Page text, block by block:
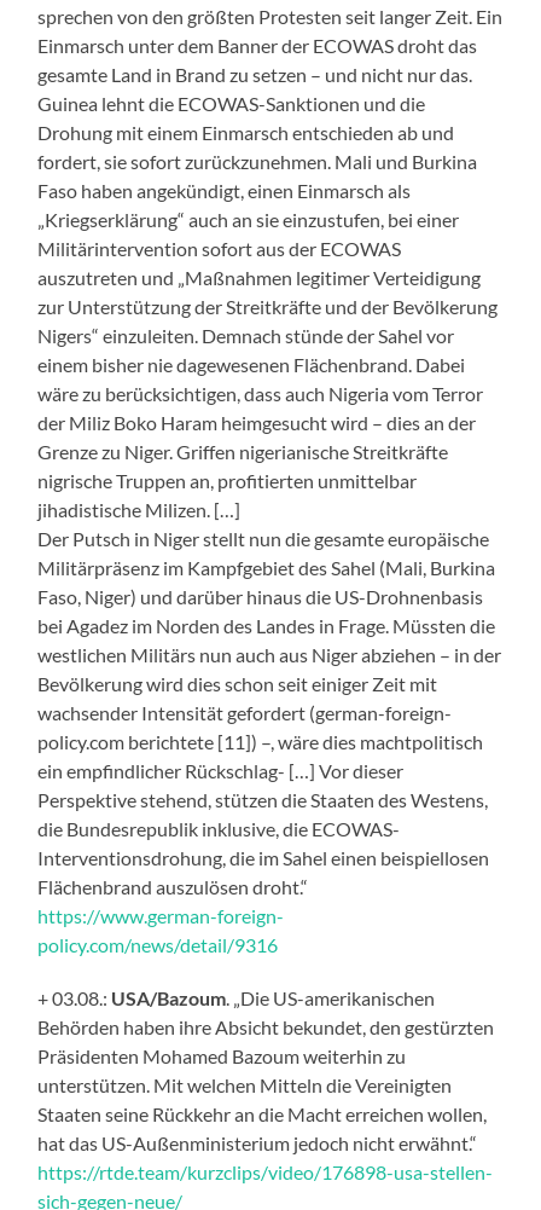
sprechen von den größten Protesten seit langer Zeit. Ein
Einmarsch unter dem Banner der ECOWAS droht das
gesamte Land in Brand zu setzen – und nicht nur das.
Guinea lehnt die ECOWAS-Sanktionen und die
Drohung mit einem Einmarsch entschieden ab und
fordert, sie sofort zurückzunehmen. Mali und Burkina
Faso haben angekündigt, einen Einmarsch als
„Kriegserklärung“ auch an sie einzustufen, bei einer
Militärintervention sofort aus der ECOWAS
auszutreten und „Maßnahmen legitimer Verteidigung
zur Unterstützung der Streitkräfte und der Bevölkerung
Nigers“ einzuleiten. Demnach stünde der Sahel vor
einem bisher nie dagewesenen Flächenbrand. Dabei
wäre zu berücksichtigen, dass auch Nigeria vom Terror
der Miliz Boko Haram heimgesucht wird – dies an der
Grenze zu Niger. Griffen nigerianische Streitkräfte
nigrische Truppen an, profitierten unmittelbar
jihadistische Milizen. […]
Der Putsch in Niger stellt nun die gesamte europäische
Militärpräsenz im Kampfgebiet des Sahel (Mali, Burkina
Faso, Niger) und darüber hinaus die US-Drohnenbasis
bei Agadez im Norden des Landes in Frage. Müssten die
westlichen Militärs nun auch aus Niger abziehen – in der
Bevölkerung wird dies schon seit einiger Zeit mit
wachsender Intensität gefordert (german-foreign-
policy.com berichtete [11]) –, wäre dies machtpolitisch
ein empfindlicher Rückschlag- […] Vor dieser
Perspektive stehend, stützen die Staaten des Westens,
die Bundesrepublik inklusive, die ECOWAS-
Interventionsdrohung, die im Sahel einen beispiellosen
Flächenbrand auszulösen droht.“
https://www.german-foreign-
policy.com/news/detail/9316
+ 03.08.: USA/Bazoum . „Die US-amerikanischen
Behörden haben ihre Absicht bekundet, den gestürzten
Präsidenten Mohamed Bazoum weiterhin zu
unterstützen. Mit welchen Mitteln die Vereinigten
Staaten seine Rückkehr an die Macht erreichen wollen,
hat das US-Außenministerium jedoch nicht erwähnt.“
https://rtde.team/kurzclips/video/176898-usa-stellen-
sich-gegen-neue/